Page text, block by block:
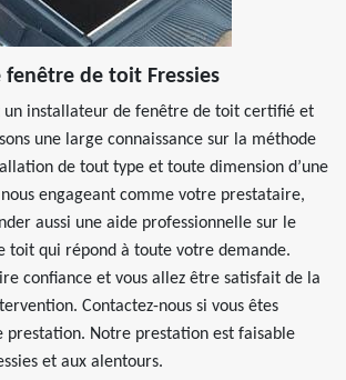
de toit Fressies
un installateur de fenêtre de toit certifié et
une large connaissance sur la méthode
de tout type et toute dimension d’une
engageant comme votre prestataire,
aussi une aide professionnelle sur le
toit qui répond à toute votre demande.
confiance et vous allez être satisfait de la
Contactez-nous si vous êtes
prestation. Notre prestation est faisable
et aux alentours.